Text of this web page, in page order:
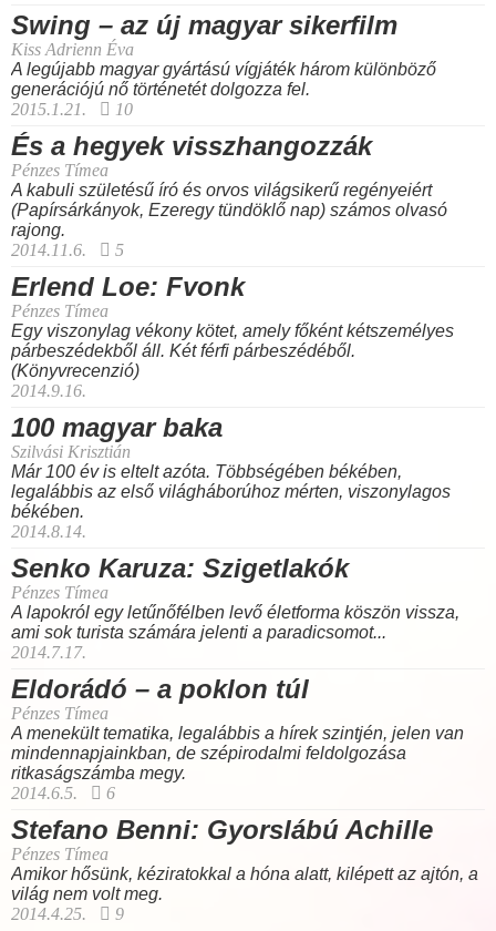
Swing – az új magyar sikerfilm
Kiss Adrienn Éva
A legújabb magyar gyártású vígjáték három különböző
generációjú nő történetét dolgozza fel.
2015.1.21.
10
És a hegyek visszhangozzák
Pénzes Tímea
A kabuli születésű író és orvos világsikerű regényeiért
(Papírsárkányok, Ezeregy tündöklő nap) számos olvasó
rajong.
2014.11.6.
5
Erlend Loe: Fvonk
Pénzes Tímea
Egy viszonylag vékony kötet, amely főként kétszemélyes
párbeszédekből áll. Két férfi párbeszédéből.
(Könyvrecenzió)
2014.9.16.
100 magyar baka
Szilvási Krisztián
Már 100 év is eltelt azóta. Többségében békében,
legalábbis az első világháborúhoz mérten, viszonylagos
békében.
2014.8.14.
Senko Karuza: Szigetlakók
Pénzes Tímea
A lapokról egy letűnőfélben levő életforma köszön vissza,
ami sok turista számára jelenti a paradicsomot...
2014.7.17.
Eldorádó – a poklon túl
Pénzes Tímea
A menekült tematika, legalábbis a hírek szintjén, jelen van
mindennapjainkban, de szépirodalmi feldolgozása
ritkaságszámba megy.
2014.6.5.
6
Stefano Benni: Gyorslábú Achille
Pénzes Tímea
Amikor hősünk, kéziratokkal a hóna alatt, kilépett az ajtón, a
világ nem volt meg.
2014.4.25.
9